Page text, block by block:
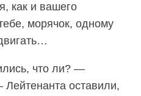
как и вашего
морячок, одному
что ли? —
оставили,